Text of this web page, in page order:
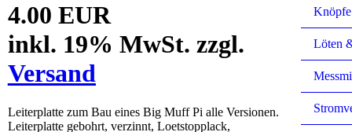
4.00 EUR
inkl. 19% MwSt. zzgl.
Versand
Leiterplatte zum Bau eines Big Muff Pi alle Versionen.
Leiterplatte gebohrt, verzinnt, Loetstopplack,
Knöpfe
Löten